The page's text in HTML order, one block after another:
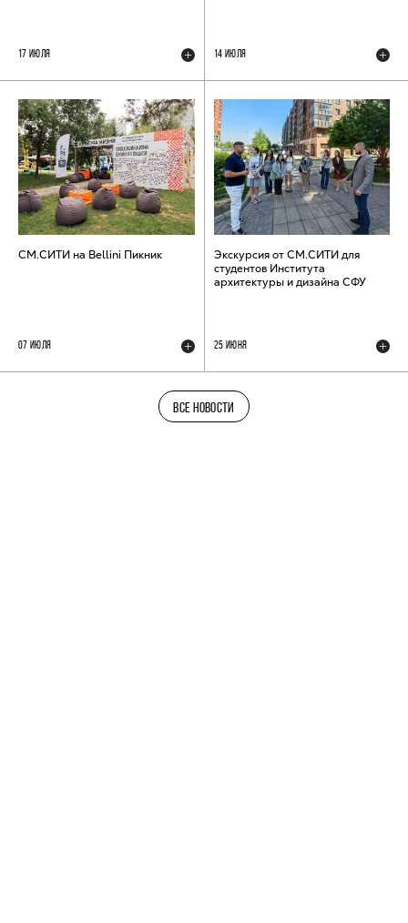
17 ИЮЛЯ 14 ИЮЛЯ
СМ.СИТИ на Bellini Пикник
07 ИЮЛЯ
Экскурсия от СМ.СИТИ для
студентов Института
архитектуры и дизайна СФУ
25 ИЮНЯ
ВСЕ НОВОСТИ